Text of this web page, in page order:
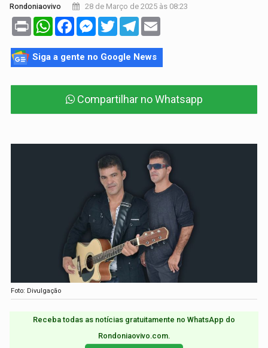
Rondoniaovivo 28 de Março de 2025 às 08:23
Print WhatsAppFacebookMessenger
TwitterTelegram
Siga a gente no Google News
Compartilhar no Whatsapp
Foto: Divulgação
Receba todas as notícias gratuitamente no WhatsApp do
Rondoniaovivo.com.​